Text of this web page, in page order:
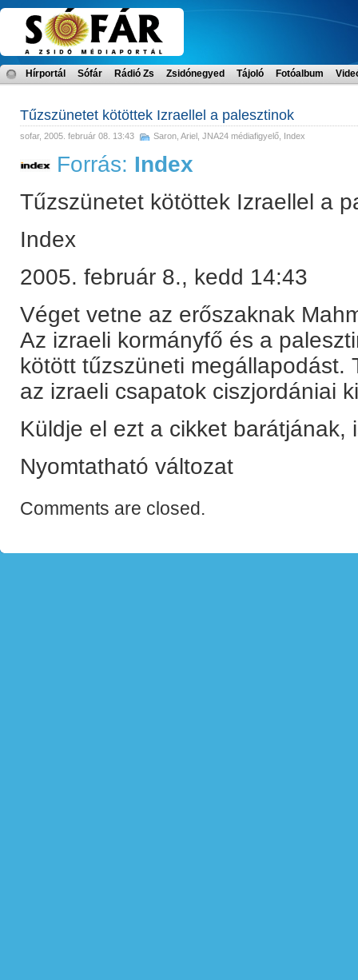
Hírportál Sófár Rádió Zs Zsidónegyed Tájoló Fotóalbum
Tűzszünetet kötöttek Izraellel a palesztinok
sofar, 2005. február 08. 13:43 Saron, Ariel JNA24 médiafigyelő Index
Forrás: Index
Tűzszünetet kötöttek Izraellel a
Index
2005. február 8., kedd 14:43
Véget vetne az erőszaknak
Az izraeli kormányfő és a
kötött tűzszüneti megállapodást.
az izraeli csapatok ciszjordániai
Küldje el ezt a cikket barátjának,
Nyomtatható változat
Comments are closed.